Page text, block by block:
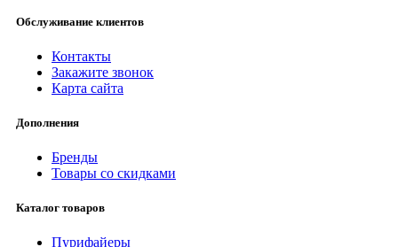
Обслуживание клиентов
Контакты
Закажите звонок
Карта сайта
Дополнения
Бренды
Товары со скидками
Каталог товаров
Пурифайеры